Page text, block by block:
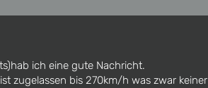
ich eine gute Nachricht.
zugelassen bis 270km/h was zwar keiner